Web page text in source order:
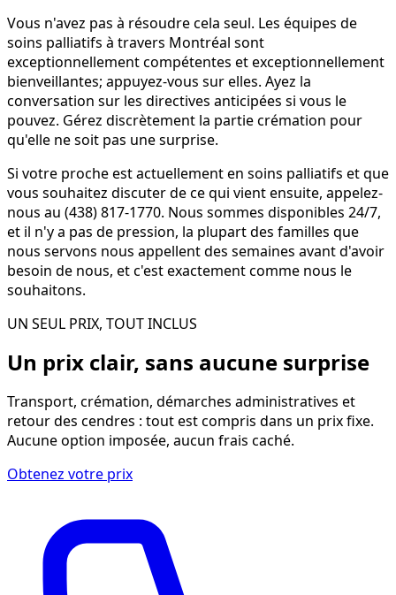
Vous n'avez pas à résoudre cela seul. Les équipes de
soins palliatifs à travers Montréal sont
exceptionnellement compétentes et exceptionnellement
bienveillantes; appuyez-vous sur elles. Ayez la
conversation sur les directives anticipées si vous le
pouvez. Gérez discrètement la partie crémation pour
qu'elle ne soit pas une surprise.
Si votre proche est actuellement en soins palliatifs et que
vous souhaitez discuter de ce qui vient ensuite, appelez-
nous au (438) 817-1770. Nous sommes disponibles 24/7,
et il n'y a pas de pression, la plupart des familles que
nous servons nous appellent des semaines avant d'avoir
besoin de nous, et c'est exactement comme nous le
souhaitons.
UN SEUL PRIX, TOUT INCLUS
Un prix clair, sans aucune surprise
Transport, crémation, démarches administratives et
retour des cendres : tout est compris dans un prix fixe.
Aucune option imposée, aucun frais caché.
Obtenez votre prix